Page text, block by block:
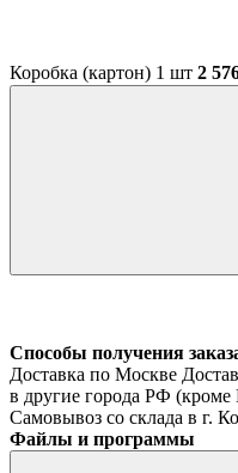
Коробка (картон) 1 шт 2
Способы получения
Доставка по Москве
в другие города РФ
Самовывоз со склада в г.
Файлы и программы